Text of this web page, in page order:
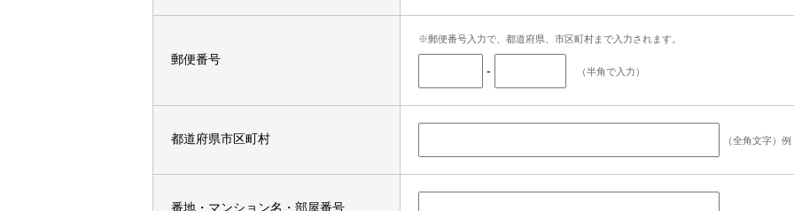
郵便番号
※郵便番号入力で、都道府県、市区町村まで入力されます。
- （半角で入力）
都道府県市区町村 （全角文字）
番地・マンション名・部屋番号